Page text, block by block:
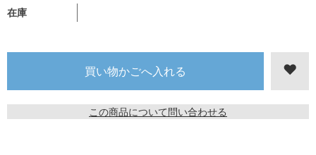
在庫
この商品について問い合わせる